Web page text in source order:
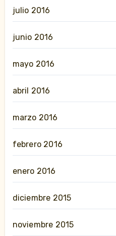
julio 2016
junio 2016
mayo 2016
abril 2016
marzo 2016
febrero 2016
enero 2016
diciembre 2015
noviembre 2015